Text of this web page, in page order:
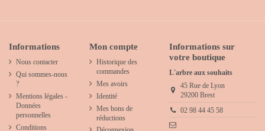
Informations
Nous contacter
Qui sommes-nous
?
Mentions légales -
Données
personnelles
Conditions
Mon compte
Historique des
commandes
Mes avoirs
Identité
Mes bons de
réductions
Informations sur
votre boutique
L'arbre aux souhaits
45 Rue de Lyon
29200 Brest
02 98 44 45 58